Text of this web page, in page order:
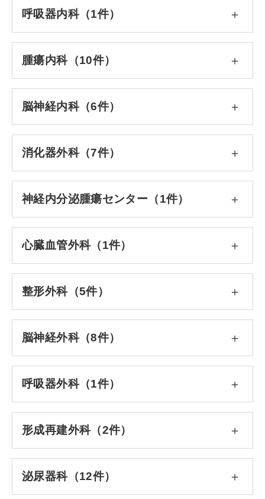
呼吸器内科（1件）
腫瘍内科（10件）
脳神経内科（6件）
消化器外科（7件）
神経内分泌腫瘍センター（1件）
心臓血管外科（1件）
整形外科（5件）
脳神経外科（8件）
呼吸器外科（1件）
形成再建外科（2件）
泌尿器科（12件）